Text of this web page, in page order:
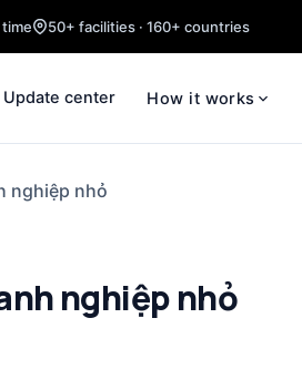
50+ facilities · 160+ countries
Update center How it works
nghiệp nhỏ
nghiệp nhỏ